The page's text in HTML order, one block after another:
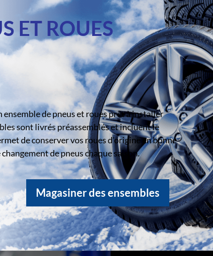
ET ROUES
de pneus et roues prêt à installer
sont livrés préassemblés et incluent le
de conserver vos roues d’origine en bonne
de pneus chaque saison.
Magasiner des ensembles